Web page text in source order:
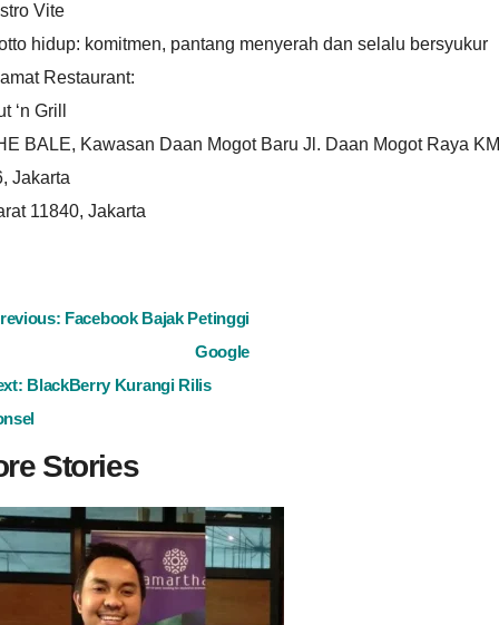
Vite
hidup: komitmen, pantang menyerah dan selalu bersyukur
Restaurant:
‘n Grill
BALE, Kawasan Daan Mogot Baru Jl. Daan Mogot Raya KM
Jakarta
11840, Jakarta
Facebook Bajak Petinggi
Google
BlackBerry Kurangi Rilis
Stories